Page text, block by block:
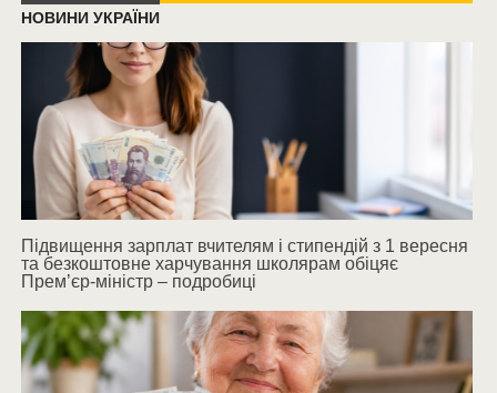
НОВИНИ УКРАЇНИ
Підвищення зарплат вчителям і стипендій з 1 вересня
та безкоштовне харчування школярам обіцяє
Прем’єр-міністр – подробиці